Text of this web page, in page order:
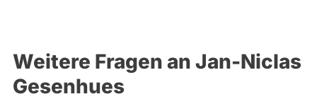
Weitere Fragen an Jan-Niclas
Gesenhues